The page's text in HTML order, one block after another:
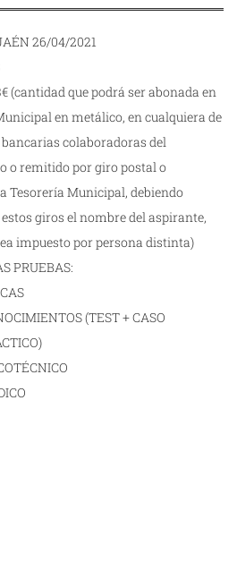
26/04/2021
(cantidad que podrá ser abonada en
en metálico, en cualquiera de
colaboradoras del
o remitido por giro postal o
Tesorería Municipal, debiendo
giros el nombre del aspirante,
impuesto por persona distinta)
PRUEBAS:
(TEST + CASO